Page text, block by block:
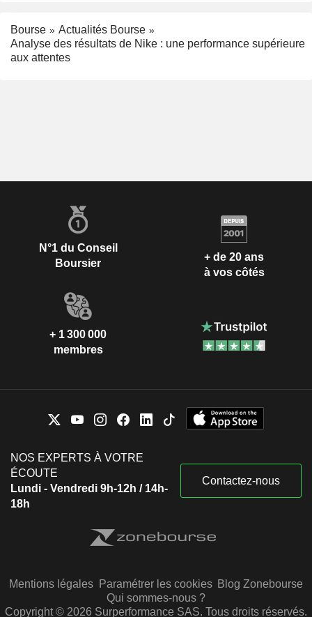
Bourse
Actualités Bourse
Analyse des résultats de Nike : une performance supérieure
aux attentes
N°1 du Conseil
Boursier
+ de 20 ans
à vos côtés
+ 1 300 000
membres
NOS EXPERTS À VOTRE
ÉCOUTE
Lundi - Vendredi 9h-12h / 14h-
18h
Contactez-nous
Mentions légales Paramétrer les cookies Blog Zonebourse
Qui sommes-nous ?
Copyright © 2026 Surperformance SAS. Tous droits réservés.